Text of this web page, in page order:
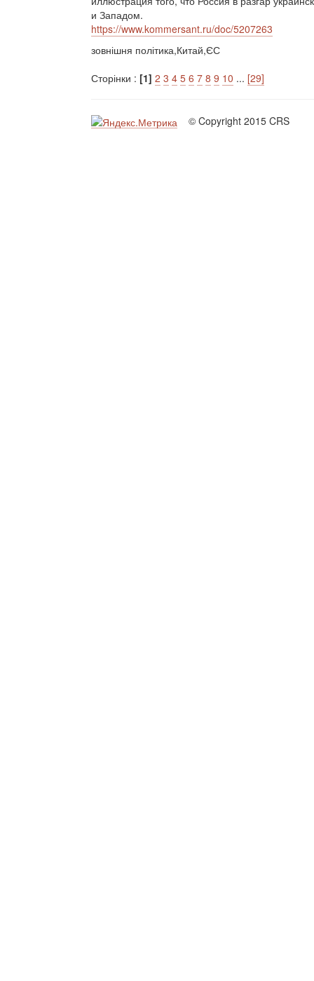
и Западом.
https://www.kommersant.ru/doc/5207263
зовнішня політика,Китай,ЄС
Сторінки : [1] 2 3 4 5 6 7 8 9 10 ... [29]
© Copyright 2015 CRS